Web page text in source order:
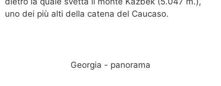
uno dei più alti della catena del Caucaso.
Georgia - panorama